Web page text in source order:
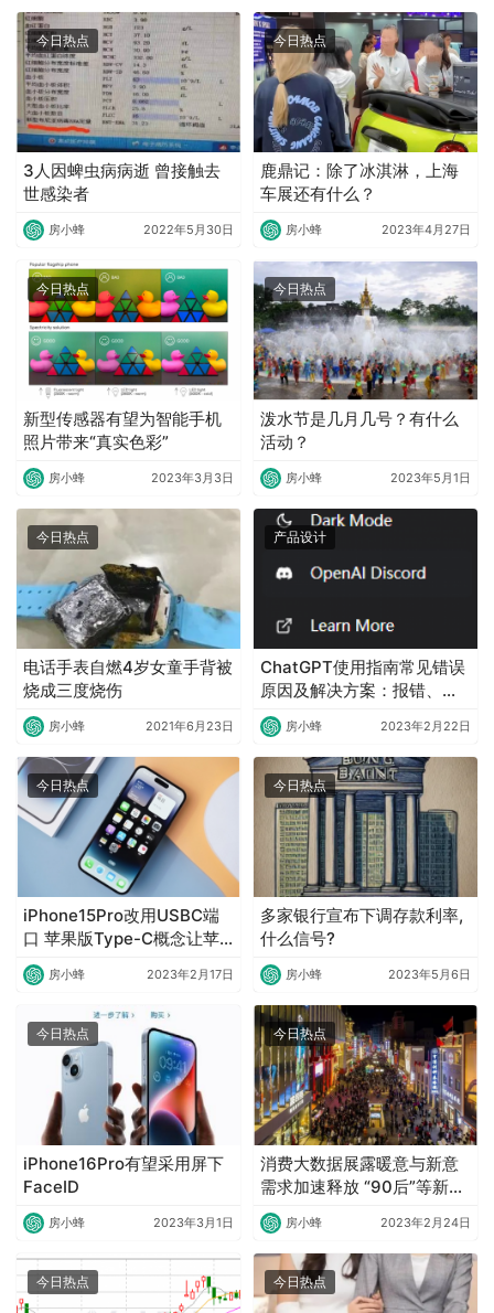
今日热点
3人因蜱虫病病逝 曾接触去
世感染者
房小蜂 2022年5月30日
今日热点
鹿鼎记：除了冰淇淋，上海
车展还有什么？
房小蜂 2023年4月27日
今日热点
新型传感器有望为智能手机
照片带来“真实色彩”
房小蜂 2023年3月3日
今日热点
泼水节是几月几号？有什么
活动？
房小蜂 2023年5月1日
今日热点
电话手表自燃4岁女童手背被
烧成三度烧伤
房小蜂 2021年6月23日
产品设计
ChatGPT使用指南常见错误
原因及解决方案：报错、回
答不完整
房小蜂 2023年2月22日
今日热点
iPhone15Pro改用USBC端
口 苹果版Type-C概念让苹
果大涨
房小蜂 2023年2月17日
今日热点
多家银行宣布下调存款利率,
什么信号?
房小蜂 2023年5月6日
今日热点
iPhone16Pro有望采用屏下
FaceID
房小蜂 2023年3月1日
今日热点
消费大数据展露暖意与新意
需求加速释放 “90后”等新势
力崛起
房小蜂 2023年2月24日
今日热点 今日热点